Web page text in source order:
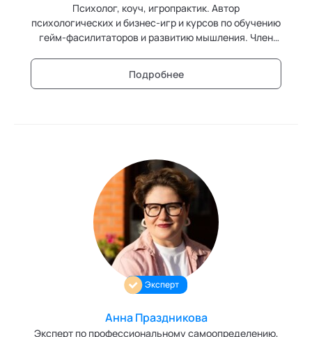
Психолог, коуч, игропрактик. Автор
психологических и бизнес-игр и курсов по обучению
гейм-фасилитаторов и развитию мышления. Член
технологий
Подробнее
Эксперт
Анна Праздникова
Эксперт по профессиональному самоопределению,